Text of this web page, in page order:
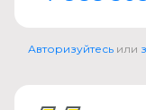
Авторизуйтесь или